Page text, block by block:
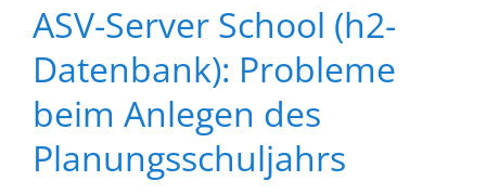
ASV-Server School (h2-
Datenbank): Probleme
beim Anlegen des
Planungsschuljahrs